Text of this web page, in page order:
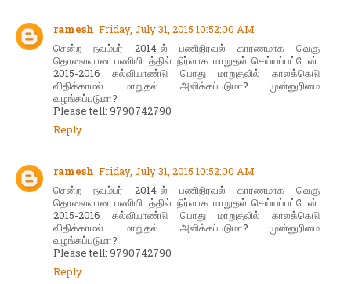
ramesh Friday, July 31, 2015 10:52:00 AM
சென்ற நவம்பர் 2014-ல் பணிநிரவல் காரணமாக வெகு
தொலைவான பணியிடத்தில் நிர்வாக மாறுதல் செய்யப்பட்டேன்.
2015-2016 கல்வியாண்டு பொது மாறுதலில் காலக்கெடு
விதிக்காமல் மாறுதல் அளிக்கப்படுமா? முன்னுரிமை
வழங்கப்படுமா?
Please tell: 9790742790
Reply
ramesh Friday, July 31, 2015 10:52:00 AM
சென்ற நவம்பர் 2014-ல் பணிநிரவல் காரணமாக வெகு
தொலைவான பணியிடத்தில் நிர்வாக மாறுதல் செய்யப்பட்டேன்.
2015-2016 கல்வியாண்டு பொது மாறுதலில் காலக்கெடு
விதிக்காமல் மாறுதல் அளிக்கப்படுமா? முன்னுரிமை
வழங்கப்படுமா?
Please tell: 9790742790
Reply